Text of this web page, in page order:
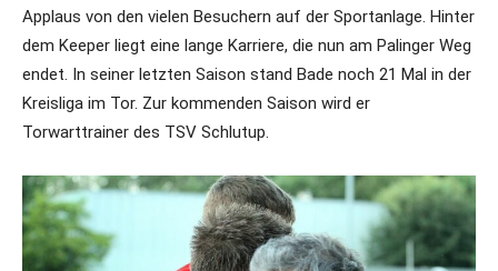
Applaus von den vielen Besuchern auf der Sportanlage. Hinter
dem Keeper liegt eine lange Karriere, die nun am Palinger Weg
endet. In seiner letzten Saison stand Bade noch 21 Mal in der
Kreisliga im Tor. Zur kommenden Saison wird er
Torwarttrainer des TSV Schlutup.